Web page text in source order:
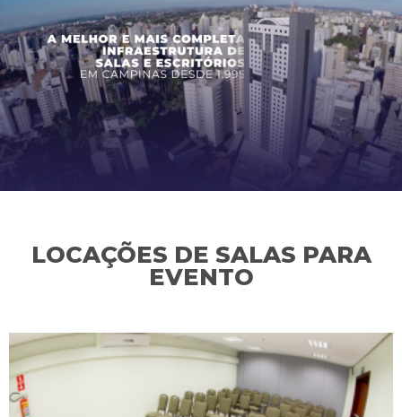
LOCAÇÕES DE SALAS PARA
EVENTO